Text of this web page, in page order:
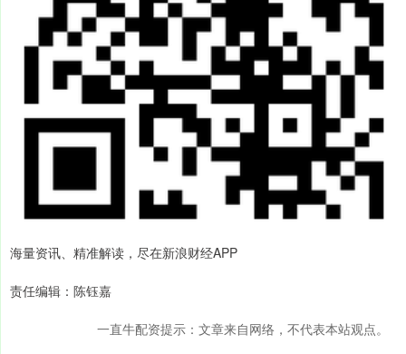
海量资讯、精准解读，尽在新浪财经APP
责任编辑：陈钰嘉
一直牛配资提示：文章来自网络，不代表本站观点。